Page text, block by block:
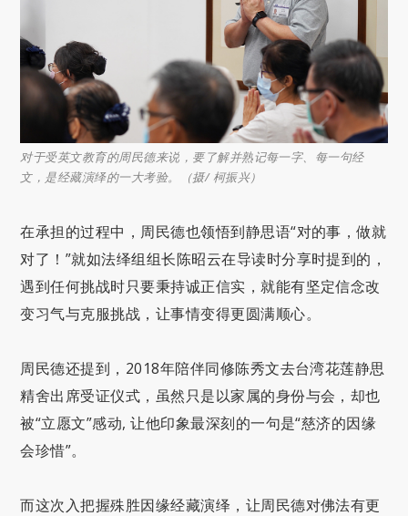
对于受英文教育的周民德来说，要了解并熟记每一字、每一句经
文，是经藏演绎的一大考验。（摄/ 柯振兴）
在承担的过程中，周民德也领悟到静思语“对的事，做就
对了！”就如法绎组组长陈昭云在导读时分享时提到的，
遇到任何挑战时只要秉持诚正信实，就能有坚定信念改
变习气与克服挑战，让事情变得更圆满顺心。
周民德还提到，2018年陪伴同修陈秀文去台湾花莲静思
精舍出席受证仪式，虽然只是以家属的身份与会，却也
被“立愿文”感动, 让他印象最深刻的一句是“慈济的因缘
会珍惜”。
而这次入把握殊胜因缘经藏演绎，让周民德对佛法有更